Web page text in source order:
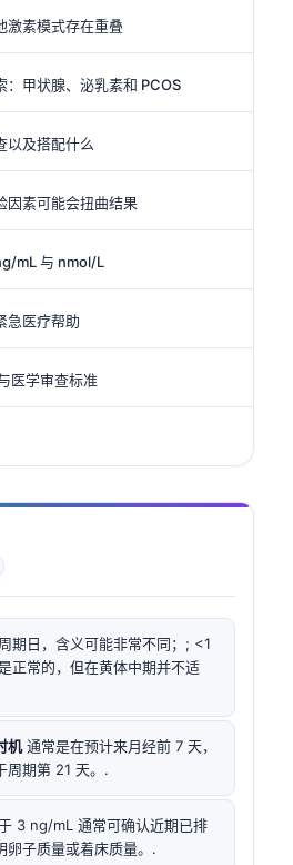
激素模式存在重叠
：甲状腺、泌乳素和 PCOS
以及搭配什么
因素可能会扭曲结果
mL 与 nmol/L
急医疗帮助
医学审查标准
期日，含义可能非常不同；; <1
正常的，但在黄体中期并不适
机通常是在预计来月经前 7 天，
周期第 21 天。.
3 ng/mL 通常可确认近期已排
卵子质量或着床质量。.